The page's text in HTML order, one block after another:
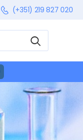
(+351) 219 827 020